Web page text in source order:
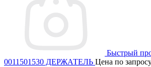
Быстрый
0011501530 ДЕРЖАТЕЛЬ Цена по